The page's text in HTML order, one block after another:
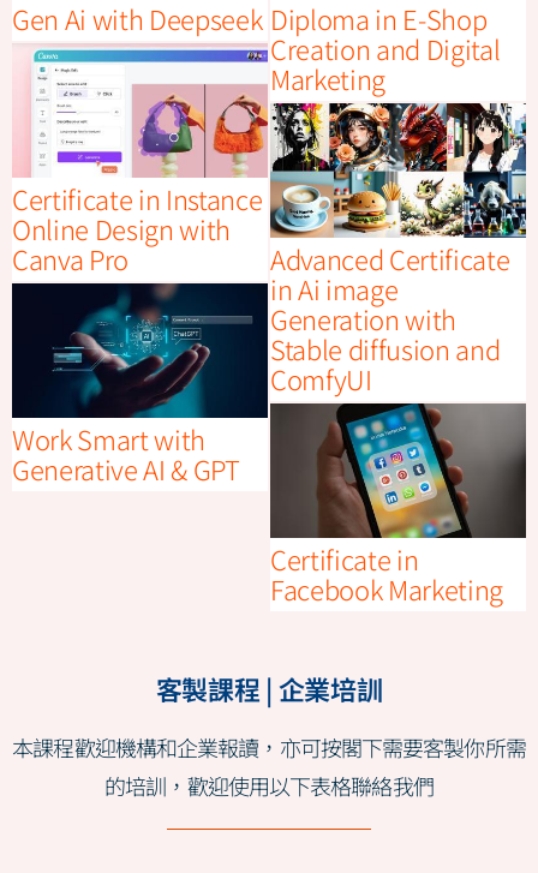
Gen Ai with Deepseek Diploma in E-Shop
Creation and Digital
Marketing
Certificate in Instance
Online Design with
Canva Pro Advanced Certificate
in Ai image
Generation with
Stable diffusion and
ComfyUI
Work Smart with
Generative AI & GPT
Certificate in
Facebook Marketing
客製課程 | 企業培訓
本課程歡迎機構和企業報讀，亦可按閣下需要客製你所需
的培訓，歡迎使用以下表格聯絡我們